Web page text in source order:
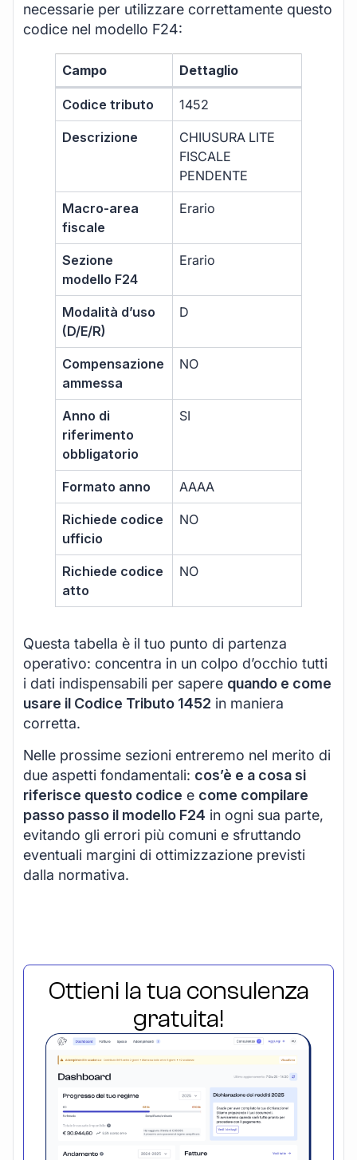
necessarie per utilizzare correttamente questo
codice nel modello F24:
Campo Dettaglio
Codice tributo 1452
Descrizione
CHIUSURA LITE
FISCALE
PENDENTE
Macro-area
fiscale
Erario
Sezione
modello F24
Erario
Modalità d’uso
(D/E/R)
D
Compensazione
ammessa
NO
Anno di
riferimento
obbligatorio
SI
Formato anno AAAA
Richiede codice
ufficio
NO
Richiede codice
atto
NO
Questa tabella è il tuo punto di partenza
operativo: concentra in un colpo d’occhio tutti
i dati indispensabili per sapere quando e come
usare il Codice Tributo 1452 in maniera
corretta.
Nelle prossime sezioni entreremo nel merito di
due aspetti fondamentali: cos’è e a cosa si
riferisce questo codice e come compilare
passo passo il modello F24 in ogni sua parte,
evitando gli errori più comuni e sfruttando
eventuali margini di ottimizzazione previsti
dalla normativa.
Ottieni la tua consulenza
gratuita!